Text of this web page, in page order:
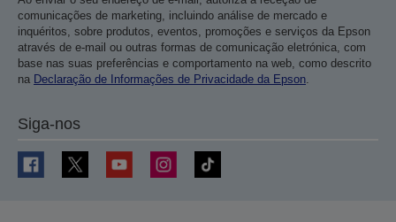
comunicações de marketing, incluindo análise de mercado e
inquéritos, sobre produtos, eventos, promoções e serviços da Epson
através de e-mail ou outras formas de comunicação eletrónica, com
base nas suas preferências e comportamento na web, como descrito
na Declaração de Informações de Privacidade da Epson.
Siga-nos